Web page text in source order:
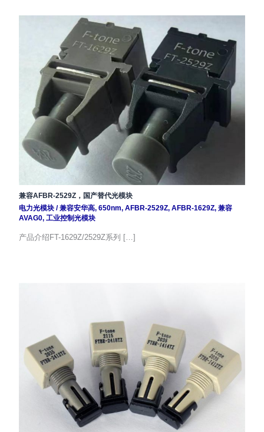
兼容AFBR-2529Z，国产替代光模块
电力光模块/兼容安华高, 650nm, AFBR-2529Z, AFBR-1629Z, 兼容
AVAG0, 工业控制光模块
产品介绍FT-1629Z/2529Z系列 […]